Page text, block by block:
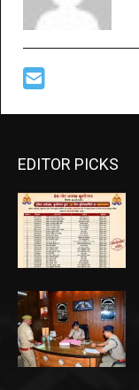
EDITOR PICKS